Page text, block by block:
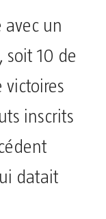
un
soit 10 de
victoires
inscrits
datait